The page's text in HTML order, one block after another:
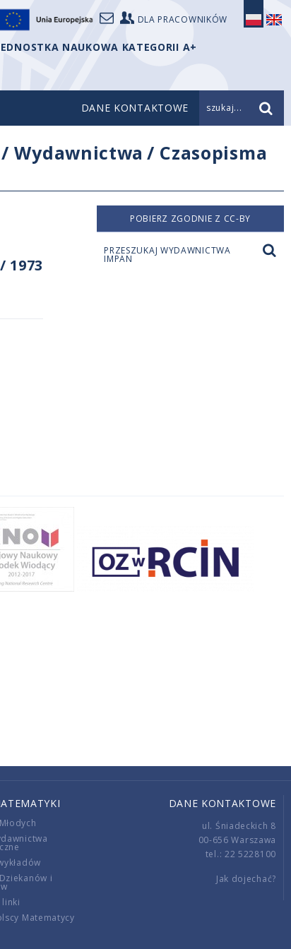
DLA PRACOWNIKÓW
NAUKOWA KATEGORII A+
DANE KONTAKTOWE szukaj...
/Wydawnictwa / Czasopisma
1973
POBIERZ ZGODNIE Z CC-BY
PRZESZUKAJ WYDAWNICTWA
IMPAN
i
linki
Matematycy
DANE KONTAKTOWE
ul. Śniadeckich 8
00-656 Warszawa
tel.: 22 5228100
Jak dojechać?